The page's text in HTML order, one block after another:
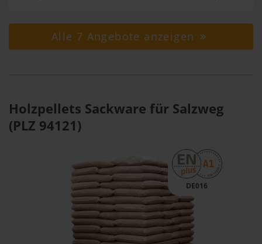
Alle 7 Angebote anzeigen
Holzpellets Sackware für Salzweg
(PLZ 94121)
DE016